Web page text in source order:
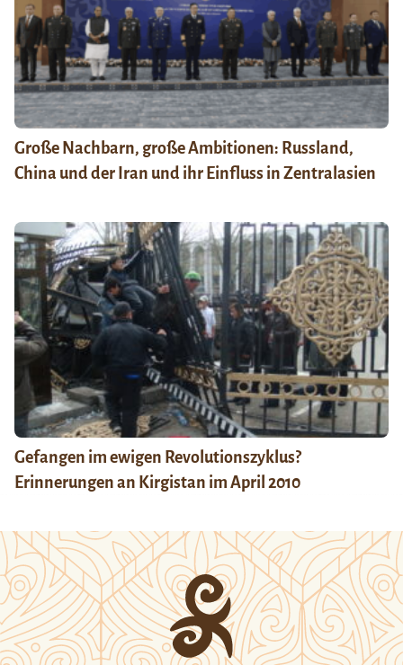
Große Nachbarn, große Ambitionen: Russland,
China und der Iran und ihr Einfluss in Zentralasien
Gefangen im ewigen Revolutionszyklus?
Erinnerungen an Kirgistan im April 2010